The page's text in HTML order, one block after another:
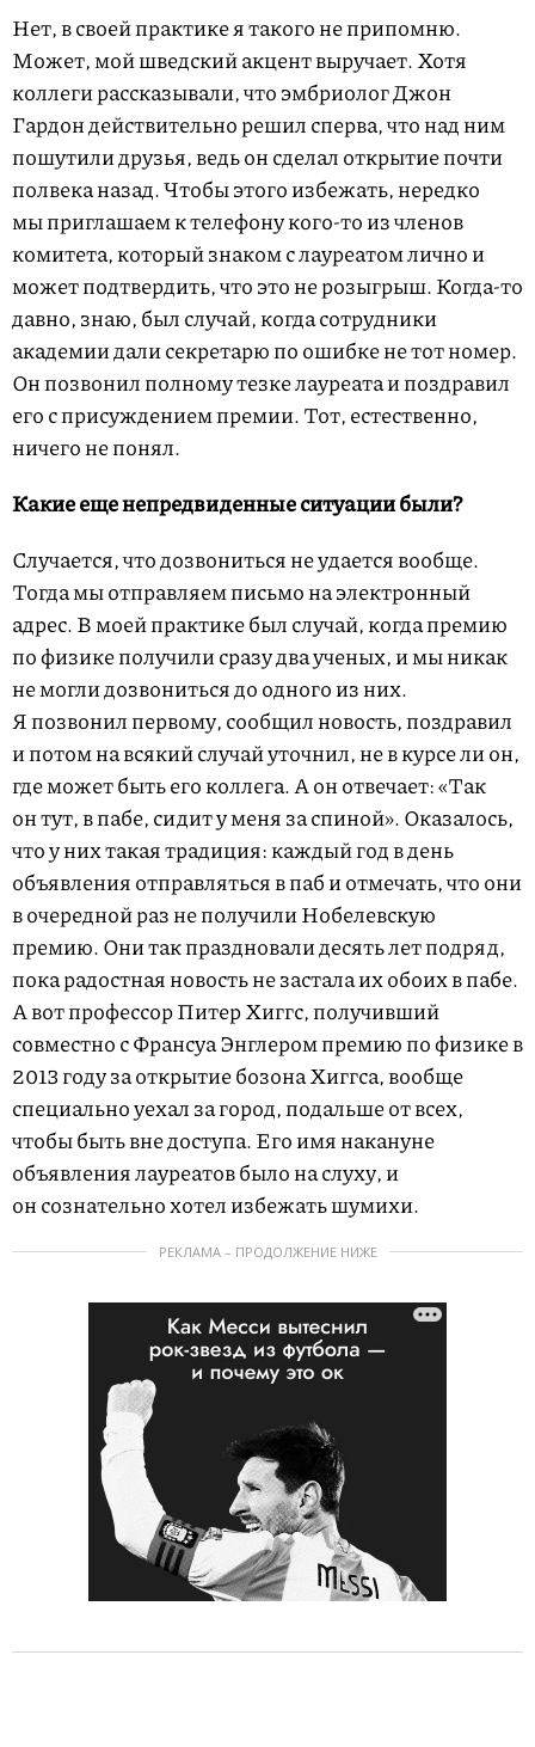
Нет, в своей практике я такого не припомню.
Может, мой шведский акцент выручает. Хотя
коллеги рассказывали, что эмбриолог Джон
Гардон действительно решил сперва, что над ним
пошутили друзья, ведь он сделал открытие почти
полвека назад. Чтобы этого избежать, нередко
мы приглашаем к телефону кого-то из членов
комитета, который знаком с лауреатом лично и
может подтвердить, что это не розыгрыш. Когда-то
давно, знаю, был случай, когда сотрудники
академии дали секретарю по ошибке не тот номер.
Он позвонил полному тезке лауреата и поздравил
его с присуждением премии. Тот, естественно,
ничего не понял.
Какие еще непредвиденные ситуации были?
Случается, что дозвониться не удается вообще.
Тогда мы отправляем письмо на электронный
адрес. В моей практике был случай, когда премию
по физике получили сразу два ученых, и мы никак
не могли дозвониться до одного из них.
Я позвонил первому, сообщил новость, поздравил
и потом на всякий случай уточнил, не в курсе ли он,
где может быть его коллега. А он отвечает: «Так
он тут, в пабе, сидит у меня за спиной». Оказалось,
что у них такая традиция: каждый год в день
объявления отправляться в паб и отмечать, что они
в очередной раз не получили Нобелевскую
премию. Они так праздновали десять лет подряд,
пока радостная новость не застала их обоих в пабе.
А вот профессор Питер Хиггс, получивший
совместно с Франсуа Энглером премию по физике в
2013 году за открытие бозона Хиггса, вообще
специально уехал за город, подальше от всех,
чтобы быть вне доступа. Его имя накануне
объявления лауреатов было на слуху, и
он сознательно хотел избежать шумихи.
РЕКЛАМА – ПРОДОЛЖЕНИЕ НИЖЕ